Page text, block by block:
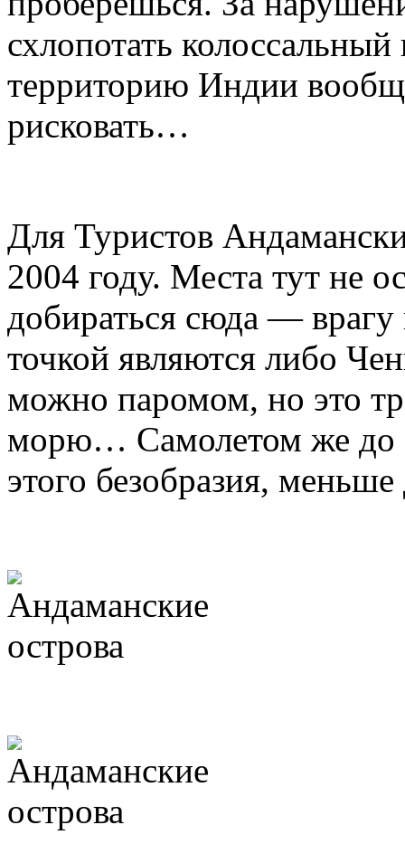
схлопотать
территорию Индии
рисковать…
Для Туристов
2004 году. Места тут не
добираться сюда —
точкой являются либо
можно паромом, но это
морю… Самолетом же до
этого безобразия, меньше